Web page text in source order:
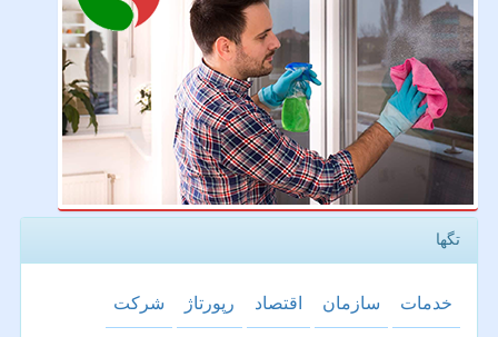
تگها
خدمات سازمان اقتصاد رپورتاژ شركت